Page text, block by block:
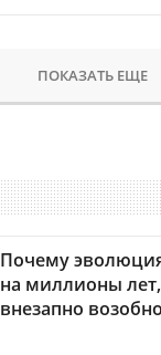
ПОКАЗАТЬ ЕЩЕ
Почему
на миллионы
внезапно